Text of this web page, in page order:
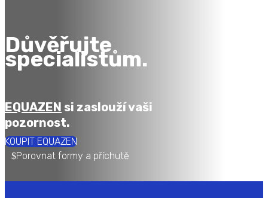
Důvěřujte
specialistům.
EQUAZEN si zaslouží vaši
pozornost.
KOUPIT EQUAZEN
Porovnat formy a příchutě